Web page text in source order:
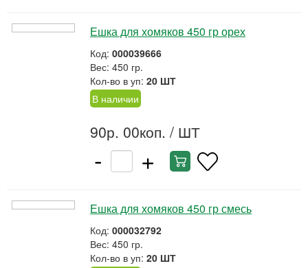
Ешка для хомяков 450 гр орех
Код: 000039666
Вес: 450 гр.
Кол-во в уп: 20 ШТ
В наличии
90р. 00коп. / ШТ
- +
Ешка для хомяков 450 гр смесь
Код: 000032792
Вес: 450 гр.
Кол-во в уп: 20 ШТ